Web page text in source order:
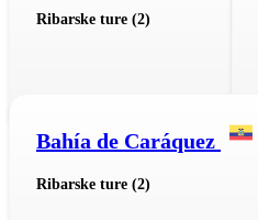
Ribarske ture (2)
Bahía de Caráquez
Ribarske ture (2)